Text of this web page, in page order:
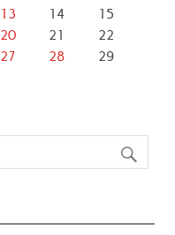
13 14
15
20 21
22
27 28
29